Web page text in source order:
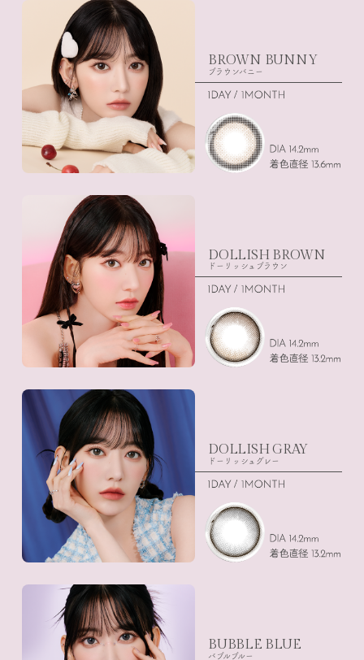
BROWN BUNNY
ブラウンバニー
DOLLISH BROWN
ドーリッシュブラウン
DOLLISH GRAY
ドーリッシュグレー
BUBBLE BLUE
バブルブルー